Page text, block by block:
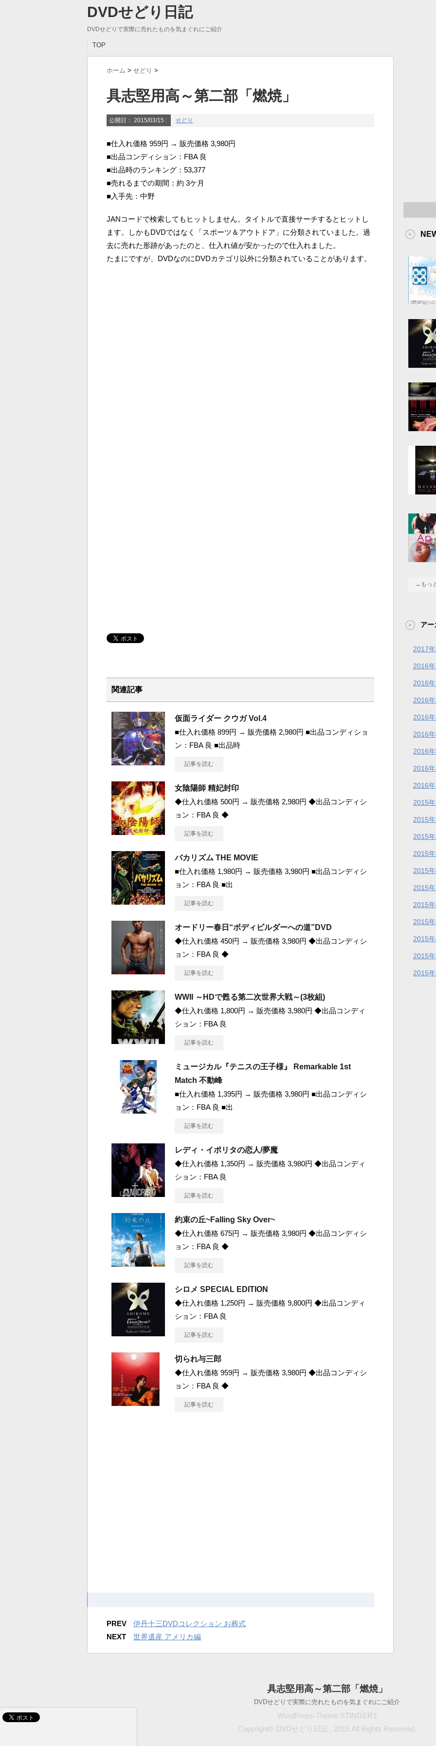
DVDせどり日記
DVDせどりで実際に売れたものを気まぐれにご紹介
TOP
ホーム > せどり >
具志堅用高～第二部「燃焼」
公開日： 2015/03/15 : せどり
■仕入れ価格 959円 → 販売価格 3,980円
■出品コンディション：FBA 良
■出品時のランキング：53,377
■売れるまでの期間：約 3ケ月
■入手先：中野
JANコードで検索してもヒットしません。タイトルで直接サーチするとヒットし
ます。しかもDVDではなく「スポーツ＆アウトドア」に分類されていました。過
去に売れた形跡があったのと、仕入れ値が安かったので仕入れました。
たまにですが、DVDなのにDVDカテゴリ以外に分類されていることがあります。
関連記事
仮面ライダー クウガ Vol.4
■仕入れ価格 899円 → 販売価格 2,980円 ■出品コンディショ
ン：FBA 良 ■出品時
記事を読む
女陰陽師 精妃封印
◆仕入れ価格 500円 → 販売価格 2,980円 ◆出品コンディシ
ョン：FBA 良 ◆
記事を読む
バカリズム THE MOVIE
■仕入れ価格 1,980円 → 販売価格 3,980円 ■出品コンディシ
ョン：FBA 良 ■出
記事を読む
オードリー春日“ボディビルダーへの道”DVD
◆仕入れ価格 450円 → 販売価格 3,980円 ◆出品コンディシ
ョン：FBA 良 ◆
記事を読む
WWII ～HDで甦る第二次世界大戦～(3枚組)
◆仕入れ価格 1,800円 → 販売価格 3,980円 ◆出品コンディ
ション：FBA 良
記事を読む
ミュージカル『テニスの王子様』 Remarkable 1st
Match 不動峰
■仕入れ価格 1,395円 → 販売価格 3,980円 ■出品コンディシ
ョン：FBA 良 ■出
記事を読む
レディ・イポリタの恋人/夢魔
◆仕入れ価格 1,350円 → 販売価格 3,980円 ◆出品コンディ
ション：FBA 良
記事を読む
約束の丘~Falling Sky Over~
◆仕入れ価格 675円 → 販売価格 3,980円 ◆出品コンディシ
ョン：FBA 良 ◆
記事を読む
シロメ SPECIAL EDITION
◆仕入れ価格 1,250円 → 販売価格 9,800円 ◆出品コンディ
ション：FBA 良
記事を読む
切られ与三郎
◆仕入れ価格 959円 → 販売価格 3,980円 ◆出品コンディシ
ョン：FBA 良 ◆
記事を読む
PREV
伊丹十三DVDコレクション お葬式
NEXT
世界遺産 アメリカ編
→もっ
アー
2017年
2016
2016
2016年
2016年
2016年
2016年
2016年
2016年
2015
2015
2015
2015年
2015年
2015年
2015年
2015年
2015年
2015年
2015年
具志堅用高～第二部「燃焼」
DVDせどりで実際に売れたものを気まぐれにご紹介
WordPress-Theme STINGER3
Copyright© DVDせどり日記 , 2015 All Rights Reserved.